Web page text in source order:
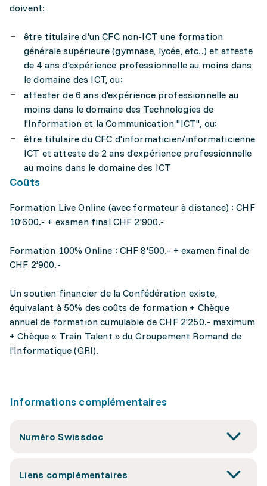
doivent:
être titulaire d'un CFC non-ICT une formation
générale supérieure (gymnase, lycée, etc..) et atteste
de 4 ans d'expérience professionnelle au moins dans
le domaine des ICT, ou:
attester de 6 ans d'expérience professionnelle au
moins dans le domaine des Technologies de
l'Information et la Communication "ICT", ou:
être titulaire du CFC d'informaticien/informaticienne
ICT et atteste de 2 ans d'expérience professionnelle
au moins dans le domaine des ICT
Coûts
Formation Live Online (avec formateur à distance) : CHF
10’600.- + examen final CHF 2'900.-
Formation 100% Online : CHF 8'500.- + examen final de
CHF 2’900.-
Un soutien financier de la Confédération existe,
équivalant à 50% des coûts de formation + Chèque
annuel de formation cumulable de CHF 2'250.- maximum
+ Chèque « Train Talent » du Groupement Romand de
l'Informatique (GRI).
Informations complémentaires
Numéro Swissdoc
Liens complémentaires